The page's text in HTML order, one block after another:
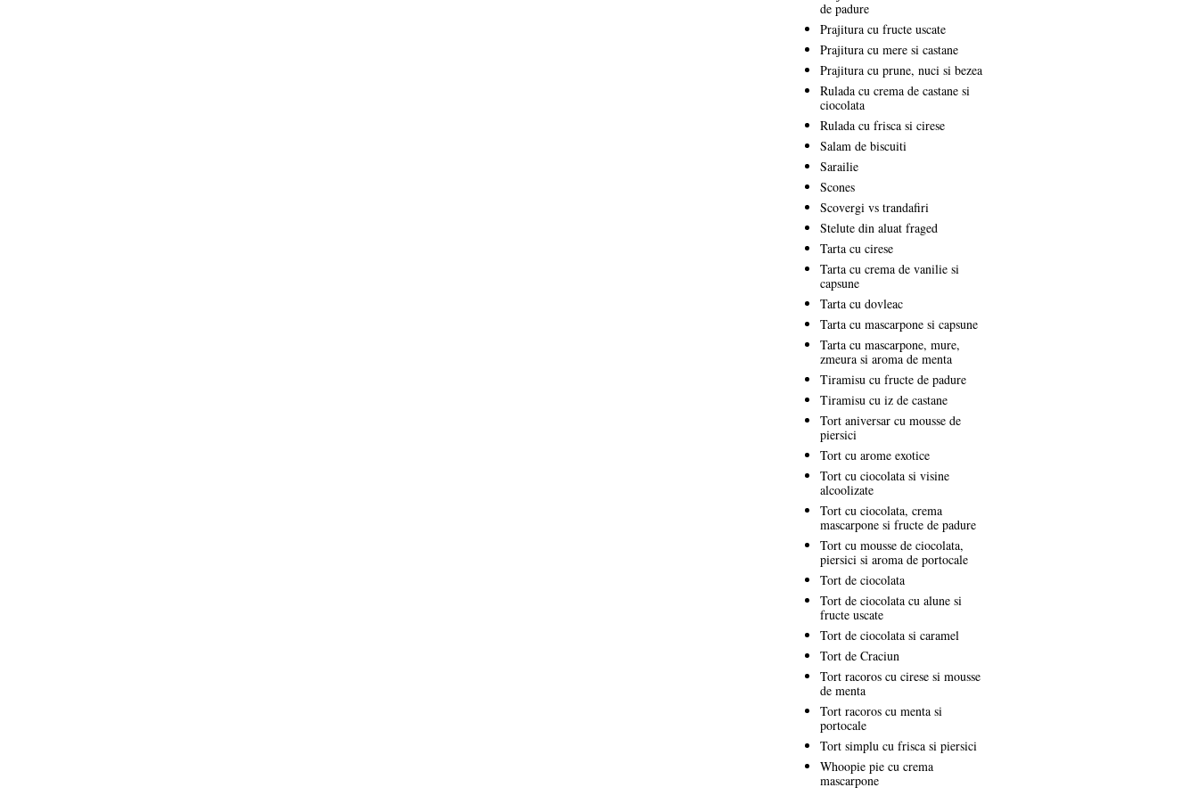
de padure
Prajitura cu fructe uscate
Prajitura cu mere si castane
Prajitura cu prune, nuci si bezea
Rulada cu crema de castane si
ciocolata
Rulada cu frisca si cirese
Salam de biscuiti
Sarailie
Scones
Scovergi vs trandafiri
Stelute din aluat fraged
Tarta cu cirese
Tarta cu crema de vanilie si
capsune
Tarta cu dovleac
Tarta cu mascarpone si capsune
Tarta cu mascarpone, mure,
zmeura si aroma de menta
Tiramisu cu fructe de padure
Tiramisu cu iz de castane
Tort aniversar cu mousse de
piersici
Tort cu arome exotice
Tort cu ciocolata si visine
alcoolizate
Tort cu ciocolata, crema
mascarpone si fructe de padure
Tort cu mousse de ciocolata,
piersici si aroma de portocale
Tort de ciocolata
Tort de ciocolata cu alune si
fructe uscate
Tort de ciocolata si caramel
Tort de Craciun
Tort racoros cu cirese si mousse
de menta
Tort racoros cu menta si
portocale
Tort simplu cu frisca si piersici
Whoopie pie cu crema
mascarpone